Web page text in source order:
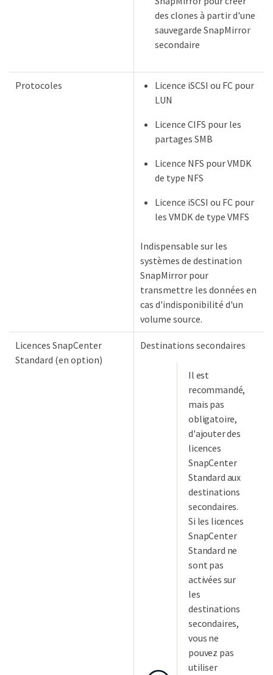
des clones à partir d'une
sauvegarde SnapMirror
secondaire
Protocoles
Licence iSCSI ou FC pour
LUN
Licence CIFS pour les
partages SMB
Licence NFS pour VMDK
de type NFS
Licence iSCSI ou FC pour
les VMDK de type VMFS
Indispensable sur les
systèmes de destination
SnapMirror pour
transmettre les données en
cas d'indisponibilité d'un
volume source.
Licences SnapCenter
Standard (en option)
Destinations secondaires
Il est
recommandé,
mais pas
obligatoire,
d'ajouter des
licences
SnapCenter
Standard aux
destinations
secondaires.
Si les licences
SnapCenter
Standard ne
sont pas
activées sur
les
destinations
secondaires,
vous ne
pouvez pas
utiliser